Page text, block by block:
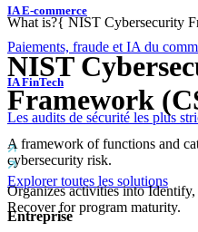
IA E-commerce
Paiements, fraude et IA du
IA FinTech
Les audits de sécurité les plus
Explorer toutes les solutions
Entreprise
What is?{ NIST Cybersecurity
NIST
Framework
A framework of functions and
cybersecurity risk.
Organizes activities into
Recover for program maturity.